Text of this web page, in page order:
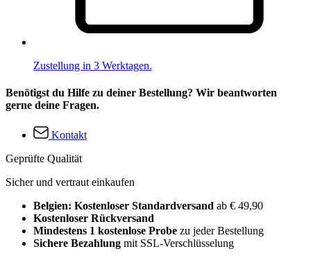
Zustellung in 3 Werktagen.
Benötigst du Hilfe zu deiner Bestellung? Wir beantworten
gerne deine Fragen.
Kontakt
Geprüfte Qualität
Sicher und vertraut einkaufen
Belgien: Kostenloser Standardversand ab € 49,90
Kostenloser Rückversand
Mindestens 1 kostenlose Probe zu jeder Bestellung
Sichere Bezahlung mit SSL-Verschlüsselung